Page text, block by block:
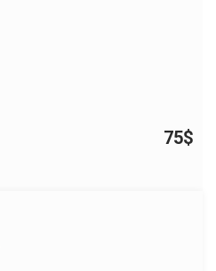
75$